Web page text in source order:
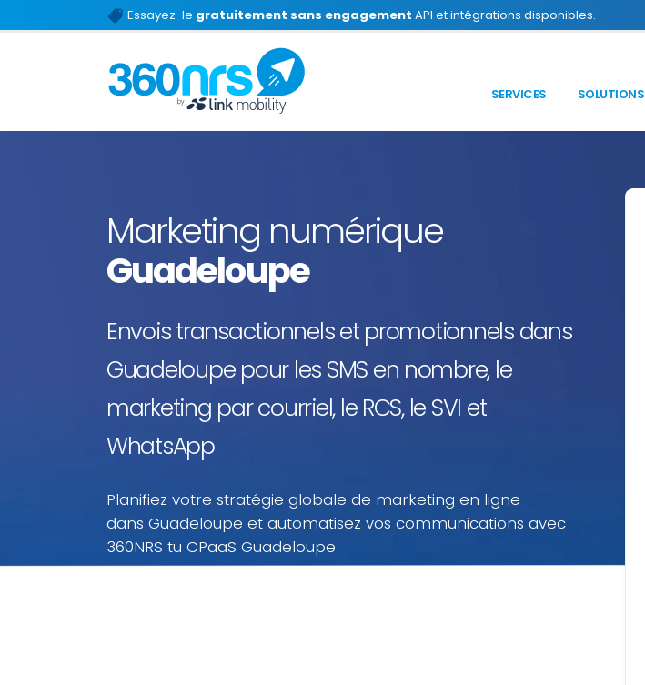
Essayez-le gratuitement sans engagement API et intégrations disponibles.
SERVICES SOLUTIONS
Marketing numérique
Guadeloupe
Envois transactionnels et promotionnels dans
Guadeloupe pour les SMS en nombre, le
marketing par courriel, le RCS, le SVI et
WhatsApp
Planifiez votre stratégie globale de marketing en ligne
dans Guadeloupe et automatisez vos communications avec
360NRS tu CPaaS Guadeloupe